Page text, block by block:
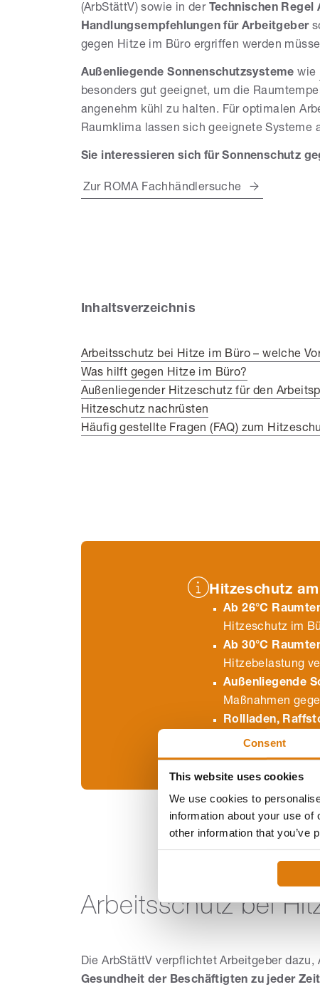
Consent
This website uses cookies
We use cookies to
information about your use
other information that you’ve
(ArbStättV) sowie in der Technischen Regel
Handlungsempfehlungen für Arbeitgeber
gegen Hitze im Büro ergriffen werden
Außenliegende Sonnenschutzsysteme wie
besonders gut geeignet, um die
angenehm kühl zu halten. Für optimalen
Raumklima lassen sich geeignete Systeme
Sie interessieren sich für Sonnenschutz
Zur ROMA Fachhändlersuche
Inhaltsverzeichnis
Arbeitsschutz bei Hitze im Büro – welche
Was hilft gegen Hitze im Büro?
Außenliegender Hitzeschutz für den
Hitzeschutz nachrüsten
Häufig gestellte Fragen (FAQ) zum
Hitzeschutz
Ab 26°C
Hitzeschutz im
Ab 30°C
Hitzebelastung
Außenliegende
Maßnahmen
Rollladen,
Fenster und
Arbeitsschutz bei
Die ArbStättV verpflichtet Arbeitgeber
Gesundheit der Beschäftigten zu jeder